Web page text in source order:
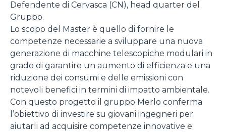
Defendente di Cervasca (CN), head quarter del
Gruppo.
Lo scopo del Master è quello di fornire le
competenze necessarie a sviluppare una nuova
generazione di macchine telescopiche modulari in
grado di garantire un aumento di efficienza e una
riduzione dei consumi e delle emissioni con
notevoli benefici in termini di impatto ambientale.
Con questo progetto il gruppo Merlo conferma
l’obiettivo di investire su giovani ingegneri per
aiutarli ad acquisire competenze innovative e